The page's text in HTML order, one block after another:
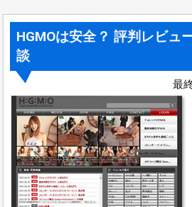
HGMOは安全？ 評判レビュ
談
最